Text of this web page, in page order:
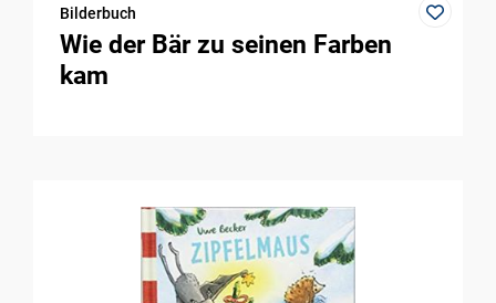
Bilderbuch
Wie der Bär zu seinen Farben
kam